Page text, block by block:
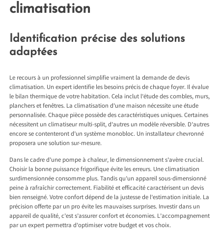
climatisation
Identification précise des solutions
adaptées
Le recours à un professionnel simplifie vraiment la demande de devis
climatisation. Un expert identifie les besoins précis de chaque foyer. Il évalue
le bilan thermique de votre habitation. Cela inclut l’étude des combles, murs,
planchers et fenêtres. La climatisation d’une maison nécessite une étude
personnalisée. Chaque pièce possède des caractéristiques uniques. Certaines
nécessitent un climatiseur multi-split, d’autres un modèle réversible. D’autres
encore se contenteront d’un système monobloc. Un installateur chevronné
proposera une solution sur-mesure.
Dans le cadre d’une pompe à chaleur, le dimensionnement s’avère crucial.
Choisir la bonne puissance frigorifique évite les erreurs. Une climatisation
surdimensionnée consomme plus. Tandis qu’un appareil sous-dimensionné
peine à rafraîchir correctement. Fiabilité et efficacité caractérisent un devis
bien renseigné. Votre confort dépend de la justesse de l’estimation initiale. La
précision offerte par un pro évite les mauvaises surprises. Investir dans un
appareil de qualité, c’est s’assurer confort et économies. L’accompagnement
par un expert permettra d’optimiser votre budget et vos choix.